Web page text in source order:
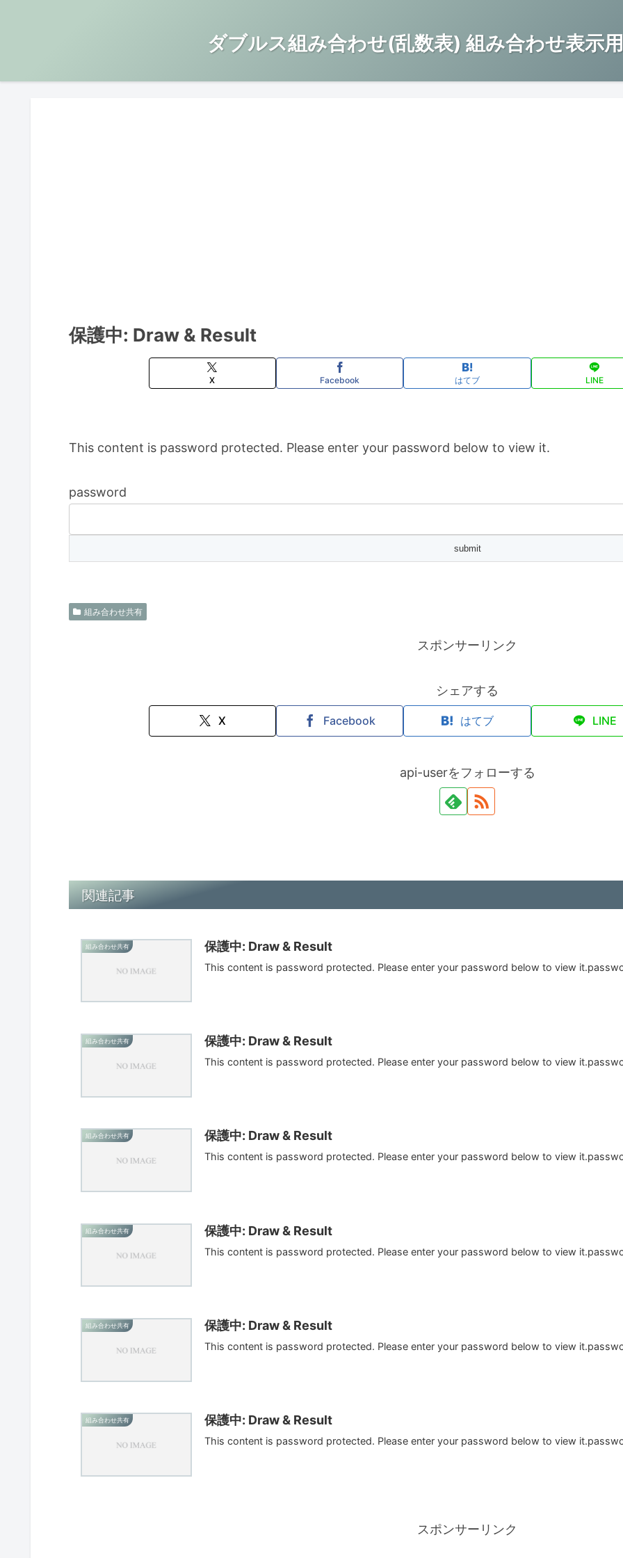
ダブルス組み合わせ(乱数表) 組み合わせ表示
保護中: Draw & Result
X Facebook はてブ LINE
This content is password protected. Please enter your password below to view it.
password
組み合わせ共有
スポンサーリンク
シェアする
X Facebook はてブ LINE
api-userをフォローする
関連記事
組み合わせ共有 保護中: Draw & Result
This content is password protected. Please enter your password below to view
組み合わせ共有 保護中: Draw & Result
This content is password protected. Please enter your password below to view
組み合わせ共有 保護中: Draw & Result
This content is password protected. Please enter your password below to view
組み合わせ共有 保護中: Draw & Result
This content is password protected. Please enter your password below to view
組み合わせ共有 保護中: Draw & Result
This content is password protected. Please enter your password below to view
組み合わせ共有 保護中: Draw & Result
This content is password protected. Please enter your password below to view
スポンサーリンク